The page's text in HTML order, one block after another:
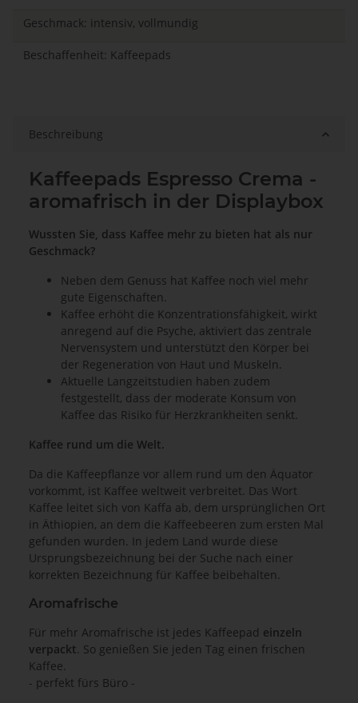
Geschmack: intensiv, vollmundig
Beschaffenheit: Kaffeepads
Beschreibung
Kaffeepads Espresso Crema -
aromafrisch in der Displaybox
Wussten Sie, dass Kaffee mehr zu bieten hat als nur
Geschmack?
Neben dem Genuss hat Kaffee noch viel mehr
gute Eigenschaften.
Kaffee erhöht die Konzentrationsfähigkeit, wirkt
anregend auf die Psyche, aktiviert das zentrale
Nervensystem und unterstützt den Körper bei
der Regeneration von Haut und Muskeln.
Aktuelle Langzeitstudien haben zudem
festgestellt, dass der moderate Konsum von
Kaffee das Risiko für Herzkrankheiten senkt.
Kaffee rund um die Welt.
Da die Kaffeepflanze vor allem rund um den Äquator
vorkommt, ist Kaffee weltweit verbreitet. Das Wort
Kaffee leitet sich von Kaffa ab, dem ursprünglichen Ort
in Äthiopien, an dem die Kaffeebeeren zum ersten Mal
gefunden wurden. In jedem Land wurde diese
Ursprungsbezeichnung bei der Suche nach einer
korrekten Bezeichnung für Kaffee beibehalten.
Aromafrische
Für mehr Aromafrische ist jedes Kaffeepad einzeln
verpackt. So genießen Sie jeden Tag einen frischen
Kaffee.
- perfekt fürs Büro -